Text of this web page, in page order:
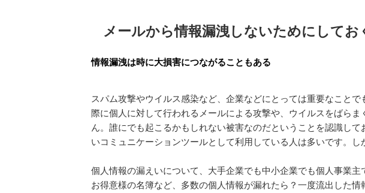
メールから情報漏洩しないためにしてお
情報漏洩は時に大損害につながることもある
スパム攻撃やウイルス感染など、企業などにとっては重要なこと
際に個人に対して行われるメールによる攻撃や、ウイルスをばら
ん。誰にでも起こるかもしれない被害なのだということを認識し
いコミュニケーションツールとして利用している人は多いです。
個人情報の漏えいについて、大手企業でも中小企業でも個人事業
お得意様の名簿など、多数の個人情報が漏れたら？一度流出した